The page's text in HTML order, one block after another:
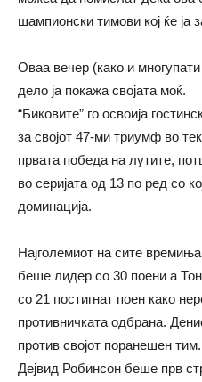
шампионски тимови кој ќе ја
Оваа вечер (како и
дело ја покажа својата моќ.
“Биковите” го освоија
за својот 47-ми триумф во
првата победа на лутите,
во серијата од 13 по ред со
доминација.
Најголемиот на сите
беше лидер со 30 поени а
со 21 постигнат поен како
противничката одбрана.
против својот поранешен
Дејвид Робинсон беше прв